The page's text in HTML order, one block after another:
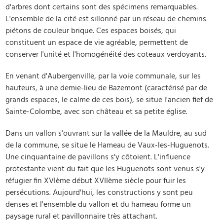
d'arbres dont certains sont des spécimens remarquables.
L'ensemble de la cité est sillonné par un réseau de chemins
piétons de couleur brique. Ces espaces boisés, qui
constituent un espace de vie agréable, permettent de
conserver l'unité et l'homogénéité des coteaux verdoyants.
En venant d'Aubergenville, par la voie communale, sur les
hauteurs, à une demie-lieu de Bazemont (caractérisé par de
grands espaces, le calme de ces bois), se situe l'ancien fief de
Sainte-Colombe, avec son château et sa petite église.
Dans un vallon s'ouvrant sur la vallée de la Mauldre, au sud
de la commune, se situe le Hameau de Vaux-les-Huguenots.
Une cinquantaine de pavillons s'y côtoient. L'influence
protestante vient du fait que les Huguenots sont venus s'y
réfugier fin XVIème début XVIIème siècle pour fuir les
persécutions. Aujourd'hui, les constructions y sont peu
denses et l'ensemble du vallon et du hameau forme un
paysage rural et pavillonnaire très attachant.